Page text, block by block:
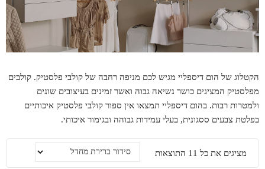
הקטלוג של הום דיספליי מגיש לכם מניפה רחבה של קולבי פלסטיק. קולבים
מפלסטיק המציגים כושר נשיאה גבוה ואשר זמינים בעיצובים שונים
ולמטרות רבות. בהום דיספליי תמצאו אין ספור קולבי פלסטיק איכותיים
בפלטת צבעים ססגונית, בעלי עמידות גבוהה ובגימור איכותי.
מציגים את כל ⁦11⁩ התוצאות